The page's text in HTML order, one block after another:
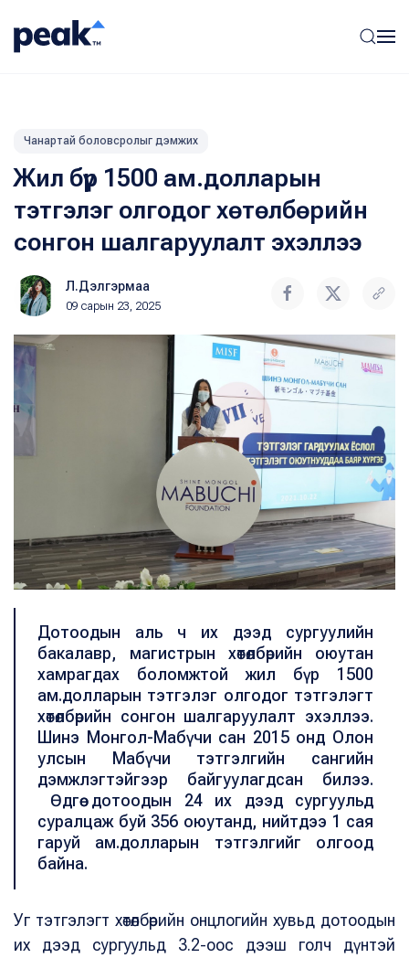
Чанартай боловсролыг дэмжих
Жил бүр 1500 ам.долларын
тэтгэлэг олгодог хөтөлбөрийн
сонгон шалгаруулалт эхэллээ
Л.Дэлгэрмаа
09 сарын 23, 2025
Дотоодын аль ч их дээд сургуулийн
бакалавр, магистрын хөтөлбөрийн оюутан
хамрагдах боломжтой жил бүр 1500
ам.долларын тэтгэлэг олгодог тэтгэлэгт
хөтөлбөрийн сонгон шалгаруулалт эхэллээ.
Шинэ Монгол-Мабүчи сан 2015 онд Олон
улсын Мабүчи тэтгэлгийн сангийн
дэмжлэгтэйгээр байгуулагдсан билээ.
Өдгөө дотоодын 24 их дээд сургуульд
суралцаж буй 356 оюутанд, нийтдээ 1 сая
гаруй ам.долларын тэтгэлгийг олгоод
байна.
Уг тэтгэлэгт хөтөлбөрийн онцлогийн хувьд дотоодын
их дээд сургуульд 3.2-оос дээш голч дүнтэй